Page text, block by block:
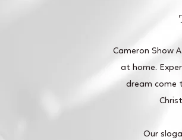
Cameron Show
at home.
dream come
Our